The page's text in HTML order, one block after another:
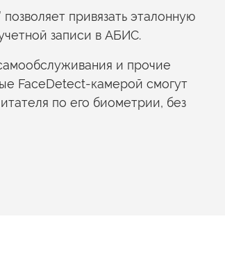
привязать эталонную
записи в АБИС.
и прочие
FaceDetect-камерой смогут
по его биометрии, без